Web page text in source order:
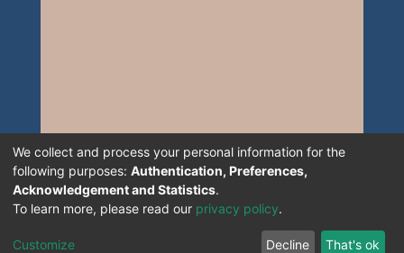
We collect and process your personal information for the
following purposes: Authentication, Preferences,
Acknowledgement and Statistics.
To learn more, please read our privacy policy.
Customize Decline That's ok